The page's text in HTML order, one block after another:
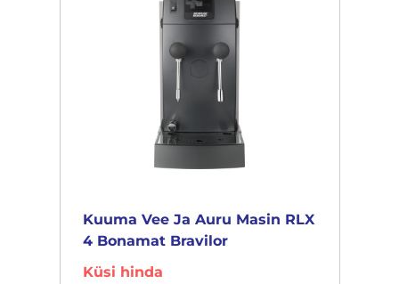
Kuuma Vee Ja Auru Masin RLX
4 Bonamat Bravilor
Küsi hinda